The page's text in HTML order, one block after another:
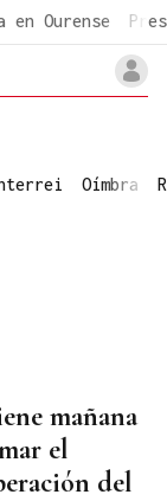
en Ourense
Oímbra
mañana
el
del